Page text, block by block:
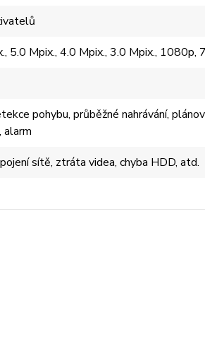
5.0 Mpix., 4.0 Mpix., 3.0 Mpix., 1080p,
pohybu, průběžné nahrávání,
alarm
sítě, ztráta videa, chyba HDD, atd.